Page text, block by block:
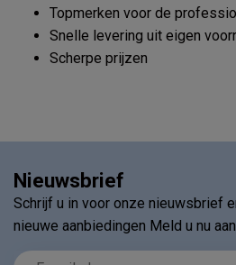
Topmerken voor de
Snelle levering uit eigen
Scherpe prijzen
Nieuwsbrief
Schrijf u in voor onze nieuwsbrief
nieuwe aanbiedingen Meld u nu